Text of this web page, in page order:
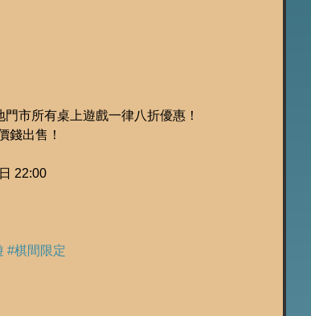
市所有桌上遊戲一律八折優惠！
錢出售！
22:00
#棋間限定